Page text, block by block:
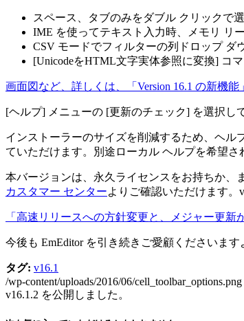
スペース、タブのみをダブル クリックで
IME を使ってテキスト入力時、メモリ リ
CSV モードでフィルターの列ドロップ ダ
[UnicodeをHTML文字実体参照に変換] コ
画面図など、詳しくは、「Version 16.1 の新機能
[ヘルプ] メニューの [更新のチェック] を選択し
インストーラーのサイズを削減するため、ヘル
ていただけます。別途ローカル ヘルプを希望さ
本バージョンは、永久ライセンスをお持ちか、
カスタマー センターよりご確認いただけます。
「高速リリースへの方針変更と、メジャー更新
今後も EmEditor を引き続きご愛顧くださいま
タグ: v16.1
/wp-content/uploads/2016/06/cell_toolbar_options.png
v16.1.2 を公開しました。